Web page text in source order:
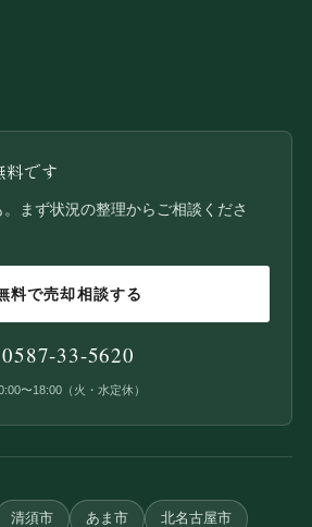
です
まず状況の整理からご相談くださ
料で売却相談する
0587-33-5620
〜18:00（火・水定休）
清須市 あま市 北名古屋市